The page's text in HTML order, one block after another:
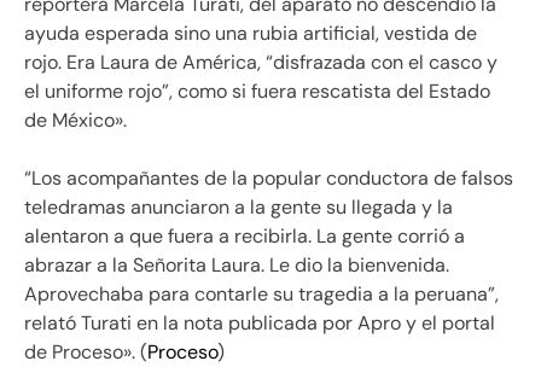
ayuda esperada sino una rubia artificial, vestida de
rojo. Era Laura de América, “disfrazada con el casco y
el uniforme rojo”, como si fuera rescatista del Estado
de México».
“Los acompañantes de la popular conductora de falsos
teledramas anunciaron a la gente su llegada y la
alentaron a que fuera a recibirla. La gente corrió a
abrazar a la Señorita Laura. Le dio la bienvenida.
Aprovechaba para contarle su tragedia a la peruana”,
relató Turati en la nota publicada por Apro y el portal
de Proceso». (Proceso)